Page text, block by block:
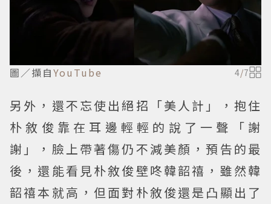
圖／擷自YouTube 4/7
另外，還不忘使出絕招「美人計」，抱住
朴敘俊靠在耳邊輕輕的說了一聲「謝
謝」，臉上帶著傷仍不減美顏，預告的最
後，還能看見朴敘俊壁咚韓韶禧，雖然韓
韶禧本就高，但面對朴敘俊還是凸顯出了